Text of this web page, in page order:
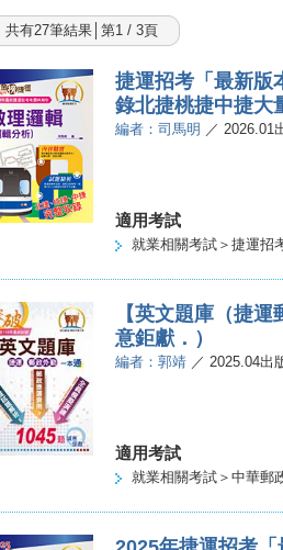
共有27筆結果│第1 / 3頁
捷運招考「最新版
錄北捷桃捷中捷大
編者：司馬明 ／ 2026.01
適用考試
就業相關考試＞捷運招
【英文題庫（捷
意鉅獻．）
編者：郭靖／ 2025.04出
適用考試
就業相關考試＞中華郵